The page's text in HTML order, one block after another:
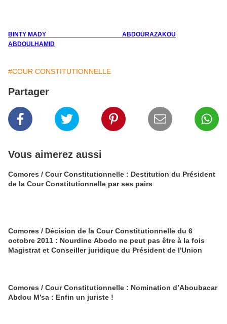
BINTY MADY ABDOURAZAKOU
ABDOULHAMID
#COUR CONSTITUTIONNELLE
Partager
Vous aimerez aussi
Comores / Cour Constitutionnelle : Destitution du Président
de la Cour Constitutionnelle par ses pairs
Comores / Décision de la Cour Constitutionnelle du 6
octobre 2011 : Nourdine Abodo ne peut pas être à la fois
Magistrat et Conseiller juridique du Président de l'Union
Comores / Cour Constitutionnelle : Nomination d’Aboubacar
Abdou M’sa : Enfin un juriste !